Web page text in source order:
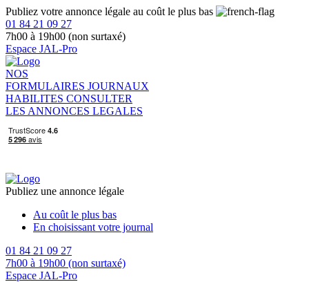
Publiez votre annonce légale au coût le plus bas
01 84 21 09 27
7h00 à 19h00 (non surtaxé)
Espace JAL-Pro
NOS
FORMULAIRES JOURNAUX
HABILITES CONSULTER
LES ANNONCES LEGALES
Publiez une annonce légale
Au coût le plus bas
En choisissant votre journal
01 84 21 09 27
7h00 à 19h00 (non surtaxé)
Espace JAL-Pro